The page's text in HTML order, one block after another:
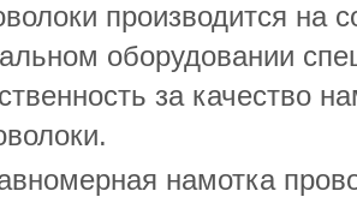
производится на
оборудовании
за качество
намотка